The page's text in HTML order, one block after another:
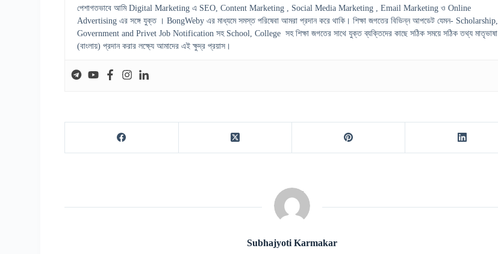
পেশাগতভাবে আমি Digital Marketing এ SEO, Content Marketing , Social Media Marketing , Email Marketing ও Online
Advertising এর সঙ্গে যুক্ত । BongWeby এর মাধ্যমে সমস্ত পরিষেবা আমরা প্রদান করে থাকি। শিক্ষা জগতের বিভিন্ন আপডেট যেমন- Scholarship,
Government and Privet Job Notification সহ School, College সহ শিক্ষা জগতের সাথে যুক্ত ব্যক্তিদের কাছে সঠিক সময়ে সঠিক তথ্য মাতৃভাষা
(বাংলায়) প্রদান করার লক্ষ্যে আমাদের এই ক্ষুদ্র প্রয়াস।
Subhajyoti Karmakar